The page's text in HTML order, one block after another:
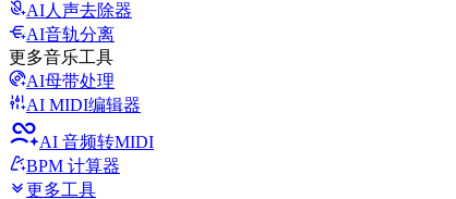
AI人声去除器
AI音轨分离
更多音乐工具
AI母带处理
AI MIDI编辑器
AI 音频转MIDI
BPM 计算器
更多工具